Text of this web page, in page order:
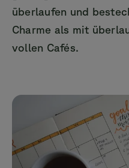
überlaufen und
Charme als mit
vollen Cafés.